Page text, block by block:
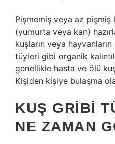
Pişmemiş veya az pişmiş
(yumurta veya kan)
kuşların veya
tüyleri gibi organik
genellikle hasta ve ölü
Kişiden kişiye bulaşma
KUŞ GRIBI
NE ZAMAN